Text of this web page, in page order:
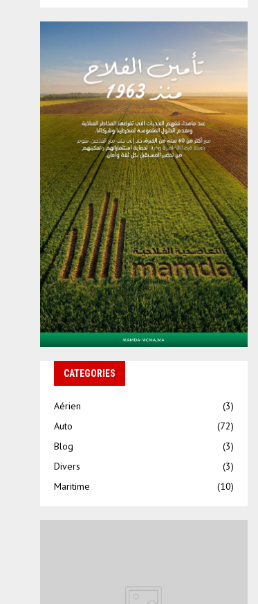
CATEGORIES
Aérien
(3)
Auto
(72)
Blog
(3)
Divers
(3)
Maritime
(10)